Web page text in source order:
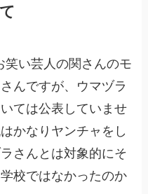
笑い芸人の関さんのモ
んですが、ウマヅラ
ては公表していませ
かなりヤンチャをし
さんとは対象的にそ
校ではなかったのか